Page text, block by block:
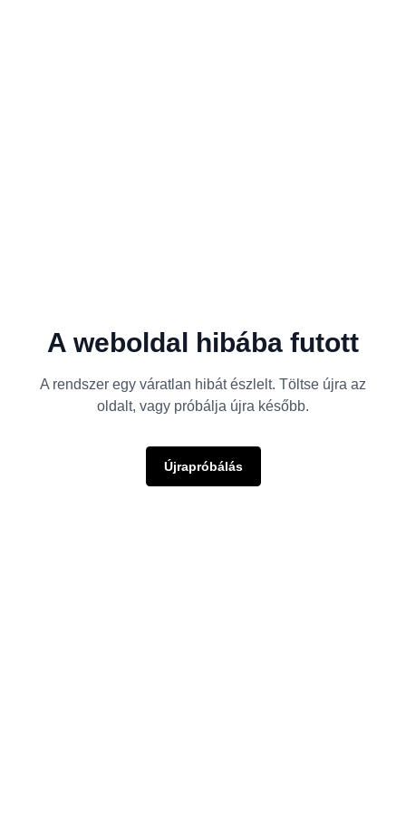
A weboldal hibába futott
A rendszer egy váratlan hibát észlelt. Töltse újra az
oldalt, vagy próbálja újra később.
Újrapróbálás